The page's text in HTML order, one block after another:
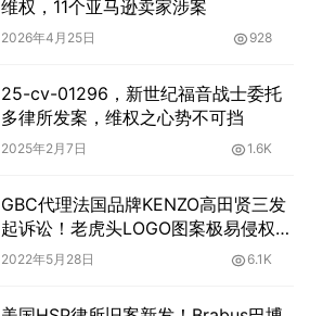
维权，11个亚马逊卖家涉案
2026年4月25日 928
25-cv-01296，新世纪福音战士委托
多律所发案，维权之心势不可挡
2025年2月7日 1.6K
GBC代理法国品牌KENZO高田贤三发
起诉讼！老虎头LOGO图案极易侵权！
赶紧排查下架！
2022年5月28日 6.1K